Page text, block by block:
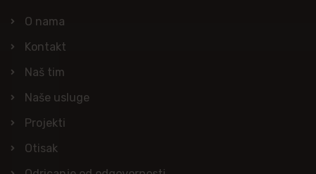
O nama
Kontakt
Naš tim
Naše usluge
Projekti
Otisak